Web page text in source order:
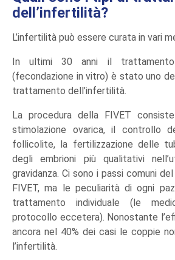
dell’infertilità?
L’infertilità può essere curata in vari
In ultimi 30 anni il
(fecondazione in vitro) è stato uno
trattamento dell’infertilità.
La procedura della FIVET
stimolazione ovarica, il controllo
follicolite, la fertilizzazione delle
degli embrioni più qualitativi
gravidanza. Ci sono i passi comuni
FIVET, ma le peculiarità di ogni
trattamento individuale (le
protocollo eccetera). Nonostante
ancora nel 40% dei casi le coppie
l’infertilità.